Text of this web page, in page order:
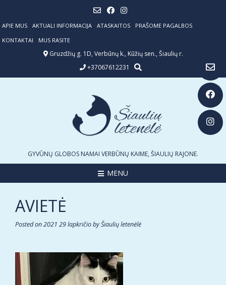
content
APIE MUS AKTUALI INFORMACIJA ATASKAITOS
PRAŠOME PAGALBOS
KONTAKTAI
MUS RASITE
Gruzdžių g. 1D, Verbūnų k., Kūžių sen., Šiaulių r.
+37067612231
GYVŪNŲ GLOBOS NAMAI VERBŪNŲ KAIME, ŠIAULIŲ RAJONE.
MENU
AVIETĖ
Posted on2021 29 lapkričiobyŠiaulių letenėlė